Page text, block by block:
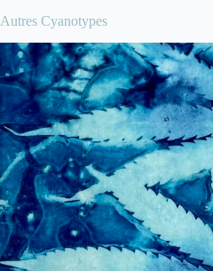
Autres Cyanotypes